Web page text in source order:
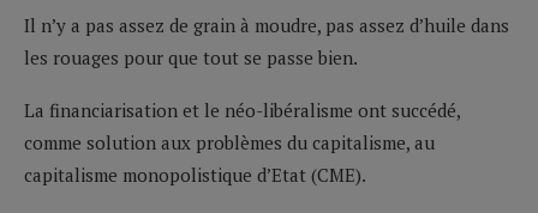
Il n’y a pas assez de grain à moudre, pas assez d’huile dans
les rouages pour que tout se passe bien.
La financiarisation et le néo-libéralisme ont succédé,
comme solution aux problèmes du capitalisme, au
capitalisme monopolistique d’Etat (CME).